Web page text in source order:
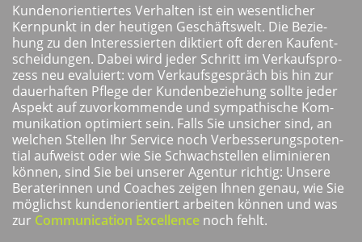
Kun­den­ori­en­tier­tes Ver­hal­ten ist ein wesent­li­cher
Kern­punkt in der heu­ti­gen Geschäfts­welt. Die Bezie­
hung zu den Inter­es­sier­ten dik­tiert oft deren Kauf­ent­
schei­dun­gen. Dabei wird jeder Schritt im Ver­kaufs­pro­
zess neu eva­lu­iert: vom Ver­kaufs­ge­spräch bis hin zur
dau­er­haf­ten Pfle­ge der Kun­den­be­zie­hung soll­te jeder
Aspekt auf zuvor­kom­men­de und sym­pa­thi­sche Kom­
mu­ni­ka­ti­on opti­miert sein. Falls Sie unsi­cher sind, an
wel­chen Stel­len Ihr Ser­vice noch Ver­bes­se­rungs­po­ten­
ti­al auf­weist oder wie Sie Schwach­stel­len eli­mi­nie­ren
kön­nen, sind Sie bei unse­rer Agen­tur rich­tig: Unse­re
Bera­te­rin­nen und Coa­ches zei­gen Ihnen genau, wie Sie
mög­lichst kun­den­ori­en­tiert arbei­ten kön­nen und was
zur Com­mu­ni­ca­ti­on Excel­lence noch fehlt.